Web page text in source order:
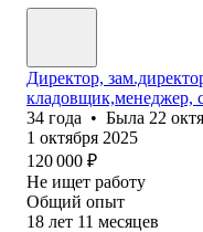
Директор,
кладовщик,менеджер,
34 года • Была 22
1 октября 2025
120 000 ₽
Не ищет работу
Общий опыт
18 лет 11 месяцев